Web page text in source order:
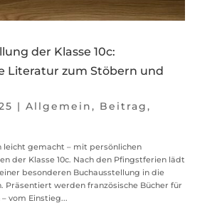
der Klasse 10c:
Literatur zum Stöbern und
| Allgemein , Beitrag ,
leicht gemacht – mit persönlichen
der Klasse 10c. Nach den Pfingstferien lädt
besonderen Buchausstellung in die
Präsentiert werden französische Bücher für
vom Einstieg...